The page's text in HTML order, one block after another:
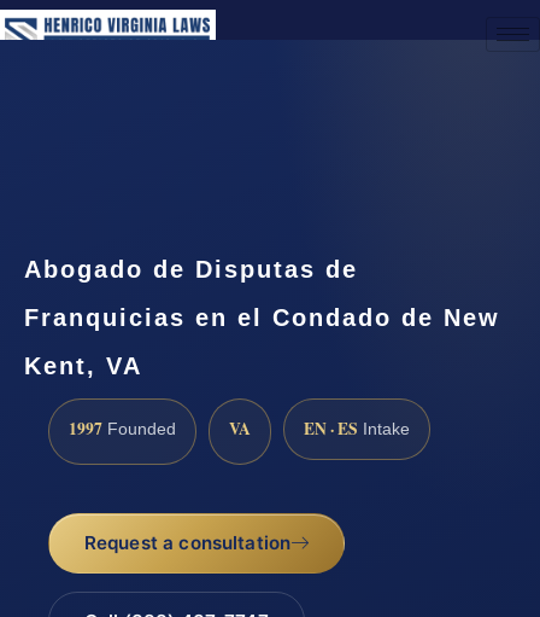
Abogado de Disputas de
Franquicias en el Condado de New
Kent, VA
1997 Founded VA EN · ES Intake
Request a consultation